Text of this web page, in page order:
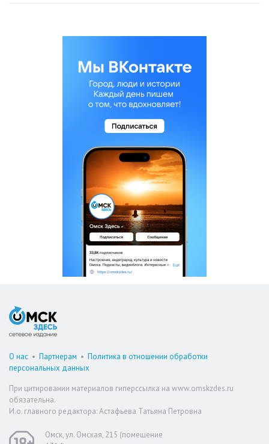
О нас • Партнерам • Политика в отношении обработки
персональных данных
При цитировании материалов гиперссылка на www.omskzdes.ru
обязательна.
И.о. главного редактора: Астафьева Татьяна Петровна
Омск, ул. Омская, 215 (помещение